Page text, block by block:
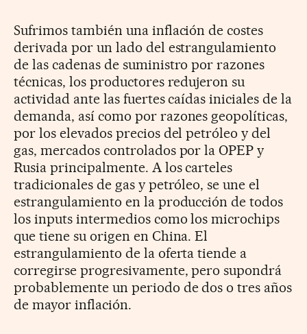
Sufrimos también una inflación de costes
derivada por un lado del estrangulamiento
de las cadenas de suministro por razones
técnicas, los productores redujeron su
actividad ante las fuertes caídas iniciales de la
demanda, así como por razones geopolíticas,
por los elevados precios del petróleo y del
gas, mercados controlados por la OPEP y
Rusia principalmente. A los carteles
tradicionales de gas y petróleo, se une el
estrangulamiento en la producción de todos
los inputs intermedios como los microchips
que tiene su origen en China. El
estrangulamiento de la oferta tiende a
corregirse progresivamente, pero supondrá
probablemente un periodo de dos o tres años
de mayor inflación.